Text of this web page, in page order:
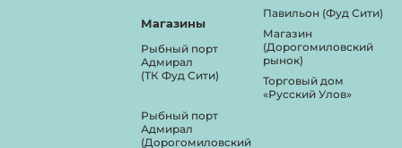
Магазины
Рыбный порт
Адмирал
(ТК Фуд Сити)
Рыбный порт
Адмирал
(Дорогомиловский
Павильон (Фуд Сити)
Магазин
(Дорогомиловский
рынок)
Торговый дом
«Русский Улов»